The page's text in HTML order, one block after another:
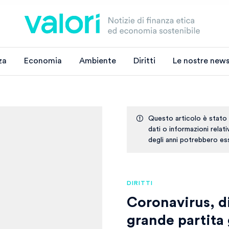
Economia Ambiente Diritti Le nostre
Questo articolo è
dati o informazioni
degli anni potrebbero
DIRITTI
Coronavirus,
grande